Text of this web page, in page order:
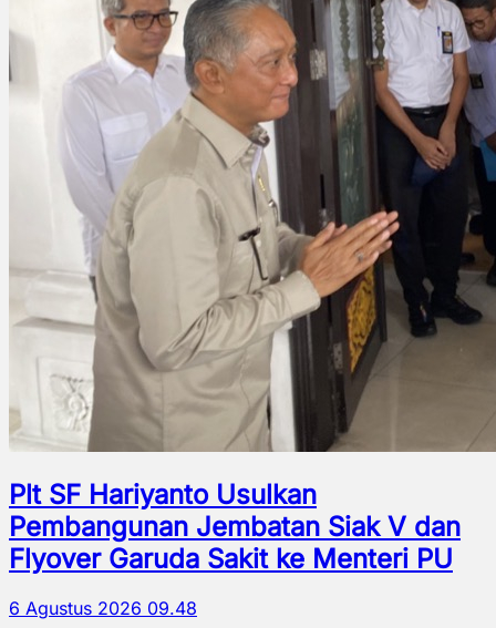
Plt SF Hariyanto Usulkan
Pembangunan Jembatan Siak V dan
Flyover Garuda Sakit ke Menteri PU
6 Agustus 2026 09.48